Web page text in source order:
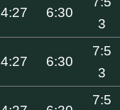
4:27 6:30
3
4:27 6:30
7:5
3
7:5